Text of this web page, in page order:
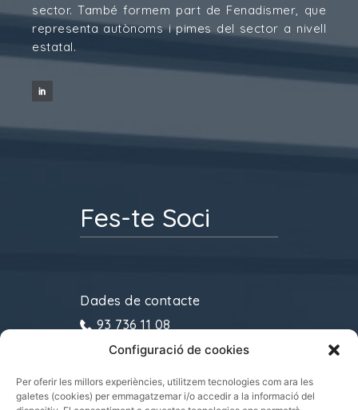
Configuració de cookies
Per oferir les millors experiències, utilitzem tecnologies com ara les
galetes (cookies) per emmagatzemar i/o accedir a la informació del
sector. També formem part de Fenadismer, que
representa autònoms i pimes del sector a nivell
estatal.
Fes-te Soci
Dades de contacte
93 736 11 08
gremitransports@cecot.org
C/ Sant Pau, 6. 08221
Terrassa